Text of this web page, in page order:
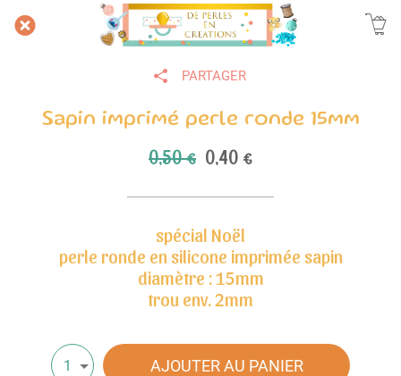
PARTAGER
Sapin imprimé perle ronde 15mm
0,50 € 0,40 €
spécial Noël
perle ronde en silicone imprimée sapin
diamètre : 15mm
trou env. 2mm
1 AJOUTER AU PANIER